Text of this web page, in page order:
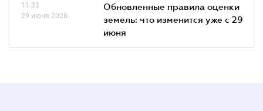
11.33
29 июня 2026
Обновленные правила оценки
земель: что изменится уже с 29
июня